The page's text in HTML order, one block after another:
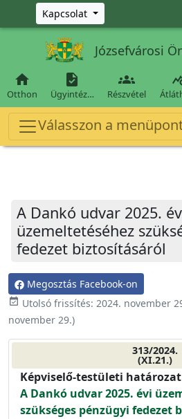
Ugrás a fő tartalomra
Kapcsolat
Józsefvárosi

Otthon

Ügyintéz…

Részvétel
Válasszon a
A Dankó udvar 2025.
üzemeltetéséhez
fedezet biztosításáról
Megosztás Facebook-on
event_available Utolsó frissítés: 2024. november
november 29.)
313/2024.
(XI.21.)
Képviselő-testületi határozat
A Dankó udvar 2025. évi
szükséges pénzügyi fedezet